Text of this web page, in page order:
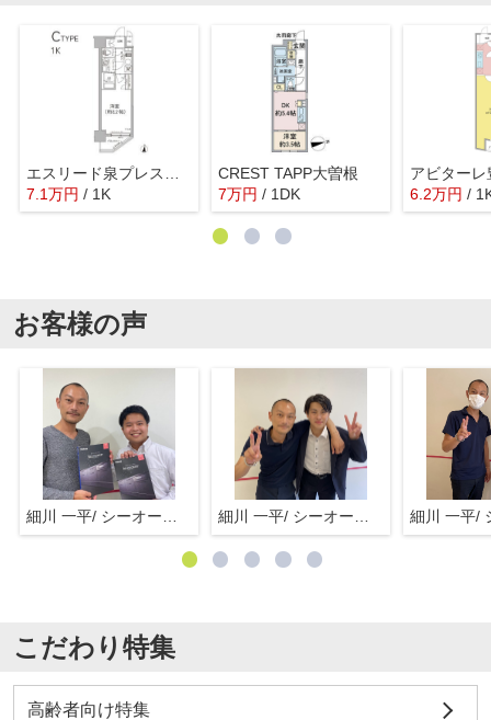
エスリード泉プレステージ
7.1万円 / 1K
CREST TAPP大曽根
7万円 / 1DK
アビターレ
6.2万円 /
お客様の声
こだわり特集
高齢者向け特集